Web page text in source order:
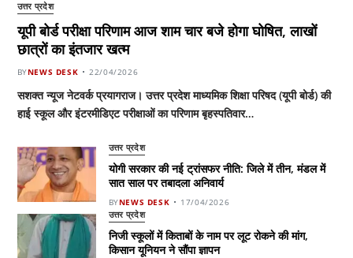
उत्तर प्रदेश
यूपी बोर्ड परीक्षा परिणाम आज शाम चार बजे होगा घोषित, लाखों
छात्रों का इंतजार खत्म
BYNEWS DESK 22/04/2026
सशक्त न्यूज नेटवर्क प्रयागराज। उत्तर प्रदेश माध्यमिक शिक्षा परिषद (यूपी बोर्ड) की
हाई स्कूल और इंटरमीडिएट परीक्षाओं का परिणाम बृहस्पतिवार…
उत्तर प्रदेश
योगी सरकार की नई ट्रांसफर नीति: जिले में तीन, मंडल में
सात साल पर तबादला अनिवार्य
BYNEWS DESK 17/04/2026
उत्तर प्रदेश
निजी स्कूलों में किताबों के नाम पर लूट रोकने की मांग,
किसान यूनियन ने सौंपा ज्ञापन